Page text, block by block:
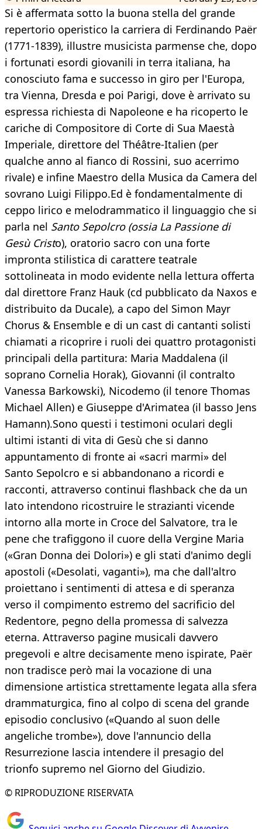
Si è affermata sotto la buona stella del grande
repertorio operistico la carriera di Ferdinando Paër
(1771-1839), illustre musicista parmense che, dopo
i fortunati esordi giovanili in terra italiana, ha
conosciuto fama e successo in giro per l'Europa,
tra Vienna, Dresda e poi Parigi, dove è arrivato su
espressa richiesta di Napoleone e ha ricoperto le
cariche di Compositore di Corte di Sua Maestà
Imperiale, direttore del Théâtre-Italien (per
qualche anno al fianco di Rossini, suo acerrimo
rivale) e infine Maestro della Musica da Camera del
sovrano Luigi Filippo.Ed è fondamentalmente di
ceppo lirico e melodrammatico il linguaggio che si
parla nel Santo Sepolcro (ossia La Passione di
Gesù Cristo), oratorio sacro con una forte
impronta stilistica di carattere teatrale
sottolineata in modo evidente nella lettura offerta
dal direttore Franz Hauk (cd pubblicato da Naxos e
distribuito da Ducale), a capo del Simon Mayr
Chorus & Ensemble e di un cast di cantanti solisti
chiamati a ricoprire i ruoli dei quattro protagonisti
principali della partitura: Maria Maddalena (il
soprano Cornelia Horak), Giovanni (il contralto
Vanessa Barkowski), Nicodemo (il tenore Thomas
Michael Allen) e Giuseppe d'Arimatea (il basso Jens
Hamann).Sono questi i testimoni oculari degli
ultimi istanti di vita di Gesù che si danno
appuntamento di fronte ai «sacri marmi» del
Santo Sepolcro e si abbandonano a ricordi e
racconti, attraverso continui flashback che da un
lato intendono ricostruire le strazianti vicende
intorno alla morte in Croce del Salvatore, tra le
pene che trafiggono il cuore della Vergine Maria
(«Gran Donna dei Dolori») e gli stati d'animo degli
apostoli («Desolati, vaganti»), ma che dall'altro
proiettano i sentimenti di attesa e di speranza
verso il compimento estremo del sacrificio del
Redentore, pegno della promessa di salvezza
eterna. Attraverso pagine musicali davvero
pregevoli e altre decisamente meno ispirate, Paër
non tradisce però mai la vocazione di una
dimensione artistica strettamente legata alla sfera
drammaturgica, fino al colpo di scena del grande
episodio conclusivo («Quando al suon delle
angeliche trombe»), dove l'annuncio della
Resurrezione lascia intendere il presagio del
trionfo supremo nel Giorno del Giudizio.
© RIPRODUZIONE RISERVATA